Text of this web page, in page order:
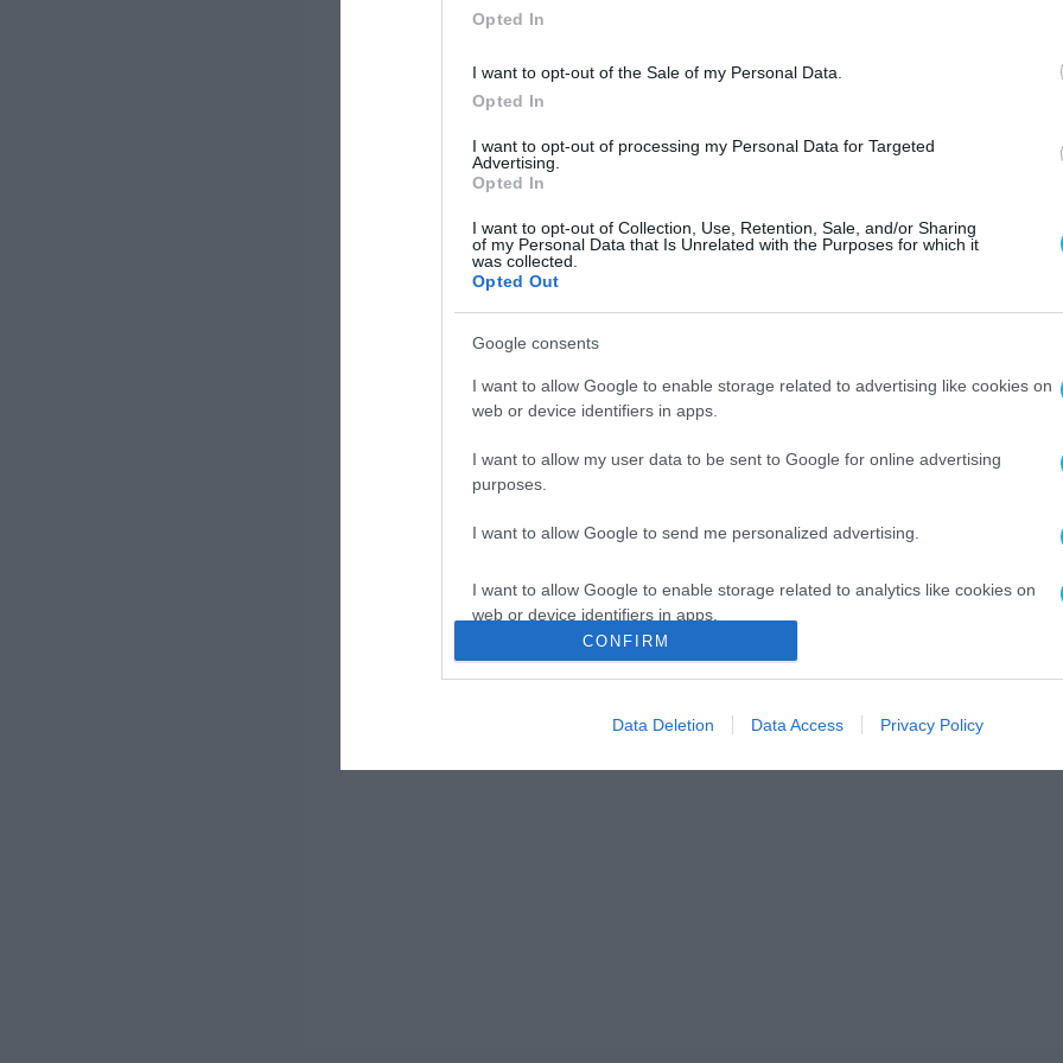
Opted In
I want to opt-out of the Sale of my Personal Data.
Opted In
I want to opt-out of processing my Personal Data for Targeted
Advertising.
Opted In
I want to opt-out of Collection, Use, Retention, Sale, and/or Sharing
of my Personal Data that Is Unrelated with the Purposes for which it
was collected.
Opted Out
Google consents
I want to allow Google to enable storage related to advertising like cookies on
web or device identifiers in apps.
I want to allow my user data to be sent to Google for online advertising
purposes.
I want to allow Google to send me personalized advertising.
I want to allow Google to enable storage related to analytics like cookies on
web or device identifiers in apps.
I want to allow Google to enable storage related to functionality of the website
I want to allow Google to enable storage related to personalization.
CONFIRM
Data Deletion Data Access Privacy Policy